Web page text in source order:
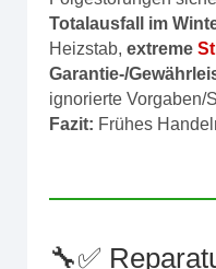
Totalausfall im
Heizstab, extreme
Garantie-/
ignorierte Vorgaben/
Fazit: Frühes
🔧✅